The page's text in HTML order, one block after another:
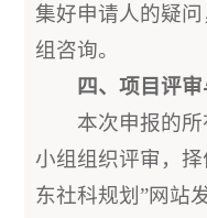
集好申请人的疑
组咨询。
四、项目评
本次申报的
小组组织评审，
东社科规划”网站